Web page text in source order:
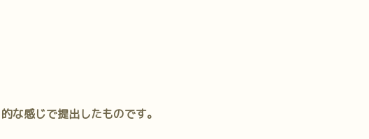
な感じで提出したものです。